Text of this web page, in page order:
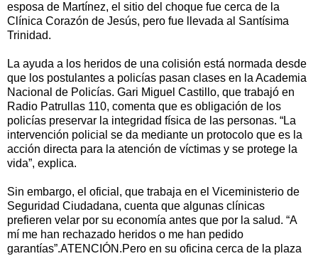
esposa de Martínez, el sitio del choque fue cerca de la
Clínica Corazón de Jesús, pero fue llevada al Santísima
Trinidad.
La ayuda a los heridos de una colisión está normada desde
que los postulantes a policías pasan clases en la Academia
Nacional de Policías. Gari Miguel Castillo, que trabajó en
Radio Patrullas 110, comenta que es obligación de los
policías preservar la integridad física de las personas. “La
intervención policial se da mediante un protocolo que es la
acción directa para la atención de víctimas y se protege la
vida”, explica.
Sin embargo, el oficial, que trabaja en el Viceministerio de
Seguridad Ciudadana, cuenta que algunas clínicas
prefieren velar por su economía antes que por la salud. “A
mí me han rechazado heridos o me han pedido
garantías”.ATENCIÓN.Pero en su oficina cerca de la plaza